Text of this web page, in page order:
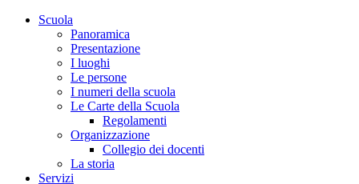
Scuola
Panoramica
Presentazione
I luoghi
Le persone
I numeri della scuola
Le Carte della Scuola
Regolamenti
Organizzazione
Collegio dei docenti
La storia
Servizi